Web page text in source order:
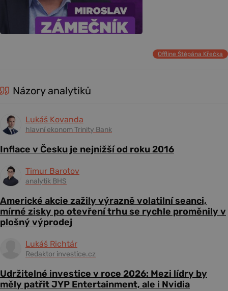
Offline Štěpána Křečka
Názory analytiků
Lukáš Kovanda
hlavní ekonom Trinity Bank
Inflace v Česku je nejnižší od roku 2016
Timur Barotov
analytik BHS
Americké akcie zažily výrazně volatilní seanci,
mírné zisky po otevření trhu se rychle proměnily v
plošný výprodej
Lukáš Richtár
Redaktor investice.cz
Udržitelné investice v roce 2026: Mezi lídry by
měly patřit JYP Entertainment, ale i Nvidia